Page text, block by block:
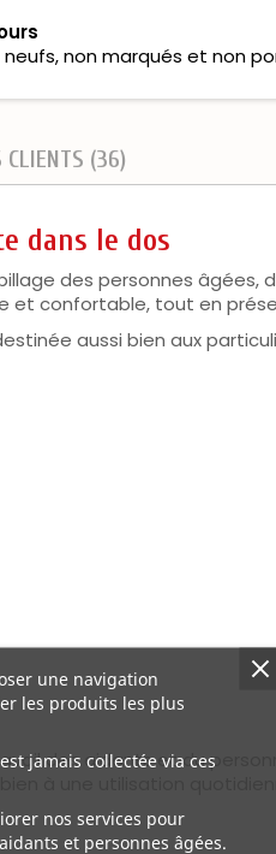
non marqués et non
CLIENTS (36)
dans le dos
des personnes âgées,
et confortable, tout en
aussi bien aux
des aidants et du
à une utilisation
une navigation
les produits les plus
jamais collectée via ces
nos services pour
et personnes âgées.